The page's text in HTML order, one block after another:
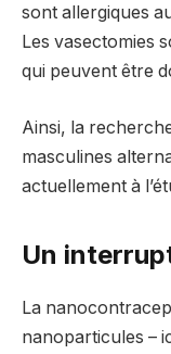
sont allergiques
Les vasectomies
qui peuvent être
Ainsi, la
masculines
actuellement à
Un
La
nanoparticules –